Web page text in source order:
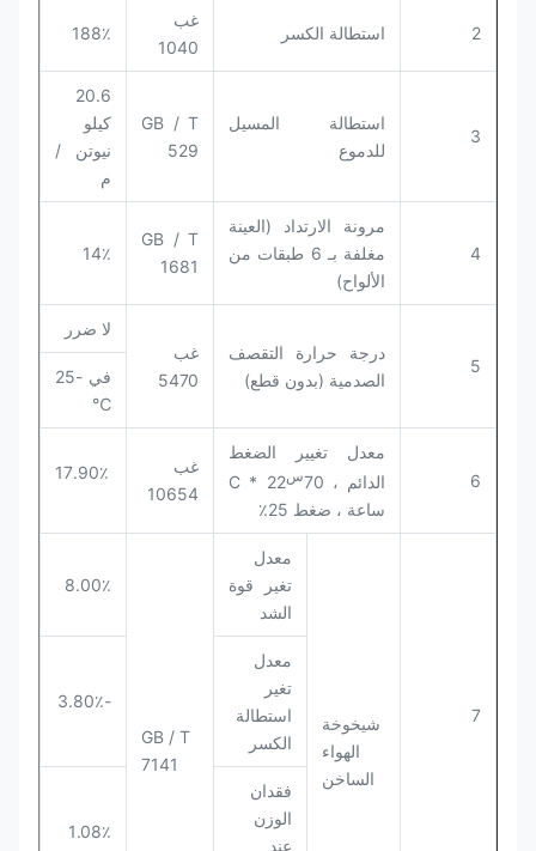
2 استطالة الكسر
غب
1040
188٪
3
استطالة المسيل
للدموع
GB / T
529
20.6
كيلو
نيوتن /
م
4
مرونة الارتداد (العينة
مغلفة بـ 6 طبقات من
الألواح)
GB / T
1681
14٪
5
درجة حرارة التقصف
الصدمية (بدون قطع)
غب
5470
لا ضرر
في -25
℃
6
معدل تغيير الضغط
الدائم ، 70
سC * 22
ساعة ، ضغط 25٪
غب
10654
17.90٪
7
شيخوخة
الهواء
الساخن
معدل
تغير قوة
الشد
GB / T
7141
8.00٪
معدل
تغير
استطالة
الكسر
-3.80٪
فقدان
الوزن
عند
1.08٪